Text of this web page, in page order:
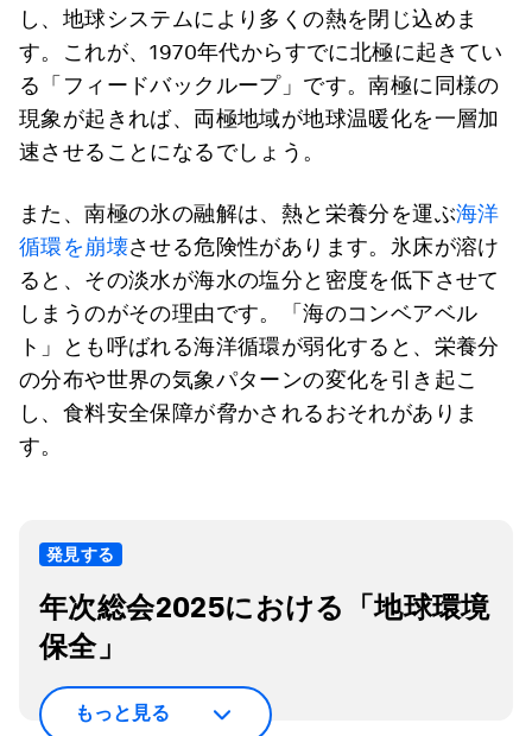
し、地球システムにより多くの熱を閉じ込めま
す。これが、1970年代からすでに北極に起きてい
る「フィードバックループ」です。南極に同様の
現象が起きれば、両極地域が地球温暖化を一層加
速させることになるでしょう。
また、南極の氷の融解は、熱と栄養分を運ぶ海洋
循環を崩壊させる危険性があります。氷床が溶け
ると、その淡水が海水の塩分と密度を低下させて
しまうのがその理由です。「海のコンベアベル
ト」とも呼ばれる海洋循環が弱化すると、栄養分
の分布や世界の気象パターンの変化を引き起こ
し、食料安全保障が脅かされるおそれがありま
す。
発見する
年次総会2025における「地球環境
保全」
もっと見る